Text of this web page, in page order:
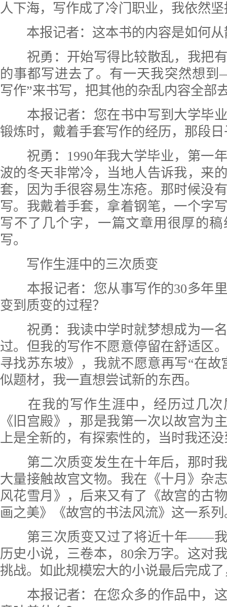
人下海，写作成了冷门职业，我依然
本报记者： 这本书的内容是如何
祝勇：开始写得比较散乱，我把有
的事都写进去了。有一天我突然想
写作”来书写，把其他的杂乱内容全部
本报记者： 您在书中写到大学毕
锻炼时，戴着手套写作的经历，那段
祝勇：1990年我大学毕业，第一
波的冬天非常冷，当地人告诉我，来
套，因为手很容易生冻疮。那时候没
写。我戴着手套，拿着钢笔，一个字
写不了几个字，一篇文章用很厚的
写。
写作生涯中的三次质变
本报记者： 您从事写作的30多年
变到质变的过程？
祝勇：我读中学时就梦想成为一名
过。但我的写作不愿意停留在舒适区
寻找苏东坡》，我就不愿意再写“在故
似题材，我一直想尝试新的东西。
在我的写作生涯中，经历过几次
《旧宫殿》，那是我第一次以故宫为
上是全新的，有探索性的，当时我还
第二次质变发生在十年后，那时我
大量接触故宫文物。我在《十月》杂
风花雪月》，后来又有了《故宫的古
画之美》《故宫的书法风流》这一系列
第三次质变又过了将近十年——我
历史小说，三卷本，80余万字。这对
挑战。如此规模宏大的小说最后完成
本报记者： 在您众多的作品中，